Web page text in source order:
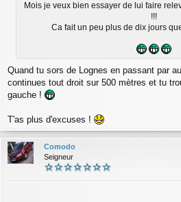
Mois je veux bien essayer de lui faire
!!!
Ca fait un peu plus de dix jours
Quand tu sors de Lognes en passant par
continues tout droit sur 500 mètres et tu
gauche !
T'as plus d'excuses !
Comodo
Seigneur